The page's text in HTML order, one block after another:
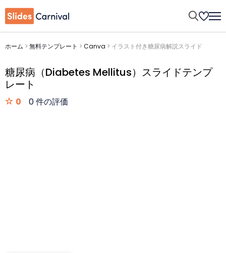
ホーム > 無料テンプレート > Canva > イラスト付き糖尿病解説スライド
糖尿病（Diabetes Mellitus）スライドテンプ
レート
0 0 件の評価